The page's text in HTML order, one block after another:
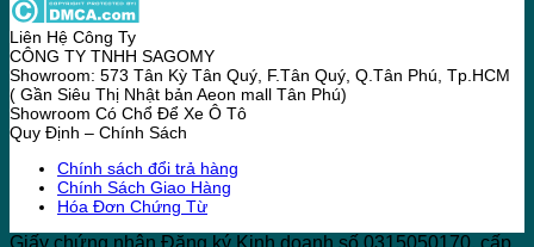
Liên Hệ Công Ty
CÔNG TY TNHH SAGOMY
Showroom: 573 Tân Kỳ Tân Quý, F.Tân Quý, Q.Tân Phú, Tp.HCM
( Gần Siêu Thị Nhật bản Aeon mall Tân Phú)
Showroom Có Chổ Để Xe Ô Tô
Quy Định – Chính Sách
Chính sách đổi trả hàng
Chính Sách Giao Hàng
Hóa Đơn Chứng Từ